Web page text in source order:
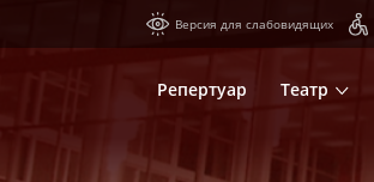
Версия для слабовидящих
Репертуар Театр